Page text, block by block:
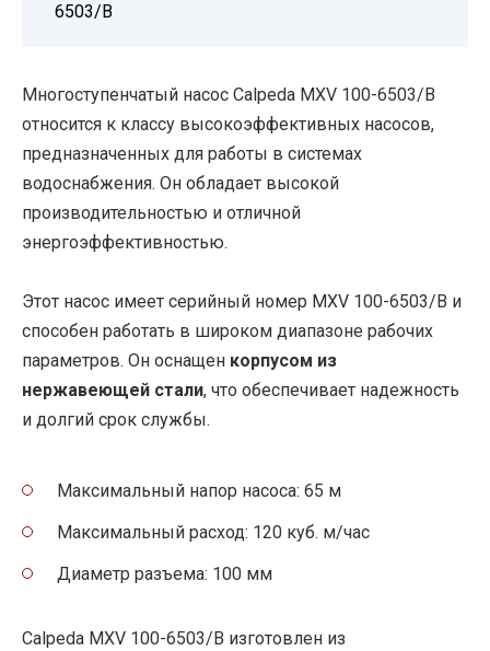
6503/B
Многоступенчатый насос Calpeda MXV 100-6503/B
относится к классу высокоэффективных насосов,
предназначенных для работы в системах
водоснабжения. Он обладает высокой
производительностью и отличной
энергоэффективностью.
Этот насос имеет серийный номер MXV 100-6503/B и
способен работать в широком диапазоне рабочих
параметров. Он оснащен корпусом из
нержавеющей стали, что обеспечивает надежность
и долгий срок службы.
Максимальный напор насоса: 65 м
Максимальный расход: 120 куб. м/час
Диаметр разъема: 100 мм
Calpeda MXV 100-6503/B изготовлен из